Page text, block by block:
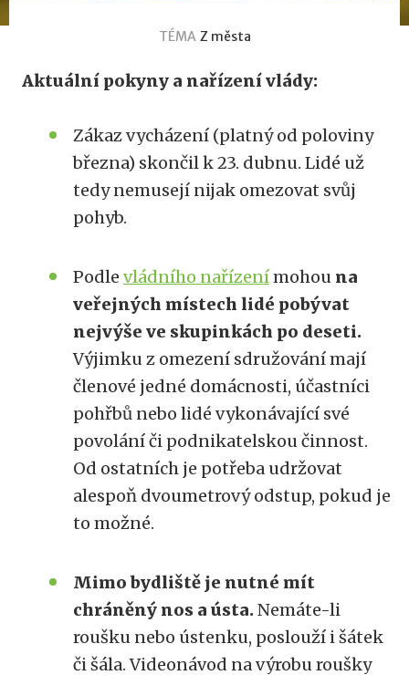
TÉMA Z města
Aktuální pokyny a nařízení vlády:
Zákaz vycházení (platný od poloviny
března) skončil k 23. dubnu. Lidé už
tedy nemusejí nijak omezovat svůj
pohyb.
Podle vládního nařízenímohou na
veřejných místech lidé pobývat
nejvýše ve skupinkách po deseti.
Výjimku z omezení sdružování mají
členové jedné domácnosti, účastníci
pohřbů nebo lidé vykonávající své
povolání či podnikatelskou činnost.
Od ostatních je potřeba udržovat
alespoň dvoumetrový odstup, pokud je
to možné.
Mimo bydliště je nutné mít
chráněný nos a ústa.Nemáte-li
roušku nebo ústenku, poslouží i šátek
či šála. Videonávod na výrobu roušky